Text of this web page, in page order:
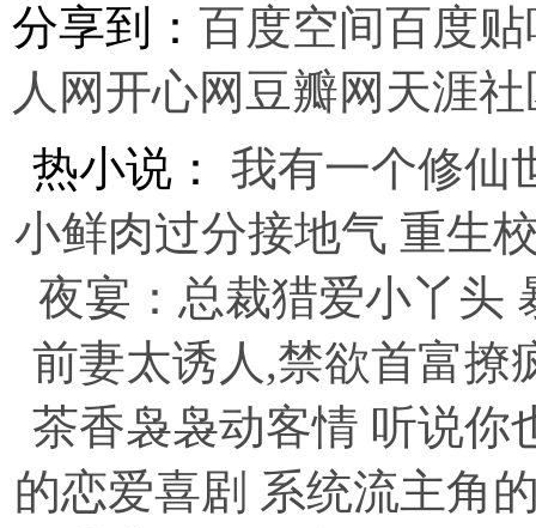
分享到： 百度空间百度贴
人网开心网 豆瓣网 天涯
热小说： 我有一个修仙
小鲜肉过分接地气 重生
夜宴：总裁猎爱小丫头
前妻太诱人,禁欲首富撩
茶香袅袅动客情 听说你
的恋爱喜剧 系统流主角